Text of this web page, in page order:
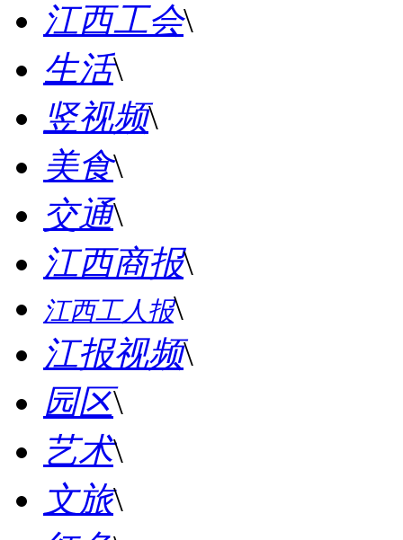
江西工会\
生活\
竖视频\
美食\
交通\
江西商报\
江西工人报\
江报视频\
园区\
艺术\
文旅\